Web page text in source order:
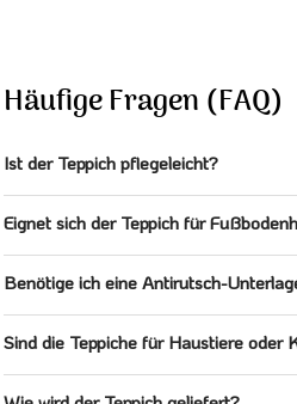
Häufige Fragen (FAQ)
Ist der Teppich pflegeleicht?
Eignet sich der Teppich für
Benötige ich eine Antirutsch-
Sind die Teppiche für Haustiere oder